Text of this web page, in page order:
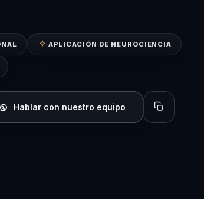
APLICACIÓN DE NEUROCIENCIA
Hablar con nuestro equipo Copiar